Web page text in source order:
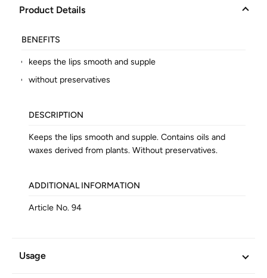
Product Details
BENEFITS
keeps the lips smooth and supple
without preservatives
DESCRIPTION
Keeps the lips smooth and supple. Contains oils and
waxes derived from plants. Without preservatives.
ADDITIONAL INFORMATION
Article No. 94
Usage